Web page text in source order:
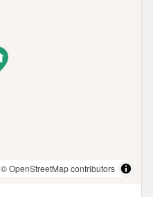
© OpenStreetMap contributors